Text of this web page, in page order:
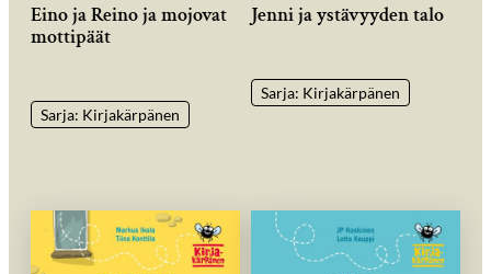
Eino ja Reino ja mojovat
mottipäät
Sarja: Kirjakärpänen
Jenni ja ystävyyden talo
Sarja: Kirjakärpänen